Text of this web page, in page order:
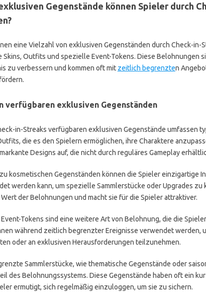
Gegenstände können Spieler durch
eine Vielzahl von exklusiven Gegenständen durch Check-in-
Skins, Outfits und spezielle Event-Tokens. Diese Belohnungen
zu verbessern und kommen oft mit zeitlich begrenzten
verfügbaren exklusiven Gegenständen
in-Streaks verfügbaren exklusiven Gegenstände umfassen
die es den Spielern ermöglichen, ihre Charaktere
Designs auf, die nicht durch reguläres Gameplay
kosmetischen Gegenständen können die Spieler einzigartige
werden kann, um spezielle Sammlerstücke oder Upgrades zu
der Belohnungen und macht sie für die Spieler attraktiver.
Tokens sind eine weitere Art von Belohnung, die die
während zeitlich begrenzter Ereignisse verwendet werden,
oder an exklusiven Herausforderungen teilzunehmen.
Sammlerstücke, wie thematische Gegenstände oder
des Belohnungssystems. Diese Gegenstände haben oft ein
ermutigt, sich regelmäßig einzuloggen, um sie zu sichern.